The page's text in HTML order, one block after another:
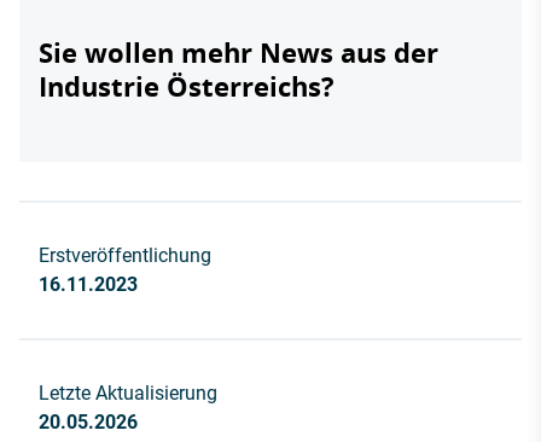
Sie wollen mehr News aus der
Industrie Österreichs?
Erstveröffentlichung
16.11.2023
Letzte Aktualisierung
20.05.2026